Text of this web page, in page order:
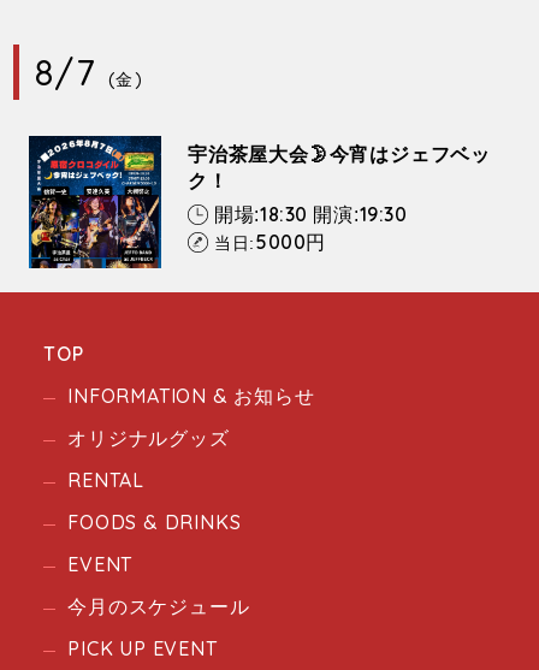
8/7 (金)
宇治茶屋大会🌛今宵はジェフベッ
ク！
開場:18:30 開演:19:30
当日:5000円
TOP
INFORMATION & お知らせ
オリジナルグッズ
RENTAL
FOODS & DRINKS
EVENT
今月のスケジュール
PICK UP EVENT